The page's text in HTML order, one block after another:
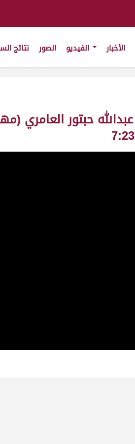
الأخبار الصور نتائج